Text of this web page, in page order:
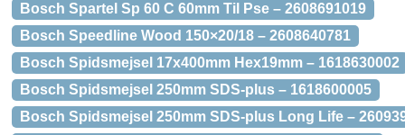
Bosch Spartel Sp 60 C 60mm Til Pse – 2608691019
Bosch Speedline Wood 150×20/18 – 2608640781
Bosch Spidsmejsel 17x400mm Hex19mm – 1618630002
Bosch Spidsmejsel 250mm SDS-plus – 1618600005
Bosch Spidsmejsel 250mm SDS-plus Long Life –